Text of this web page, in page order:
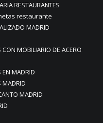
RESTAURANTES
restaurante
MADRID
MOBILIARIO DE ACERO
MADRID
MADRID
MADRID